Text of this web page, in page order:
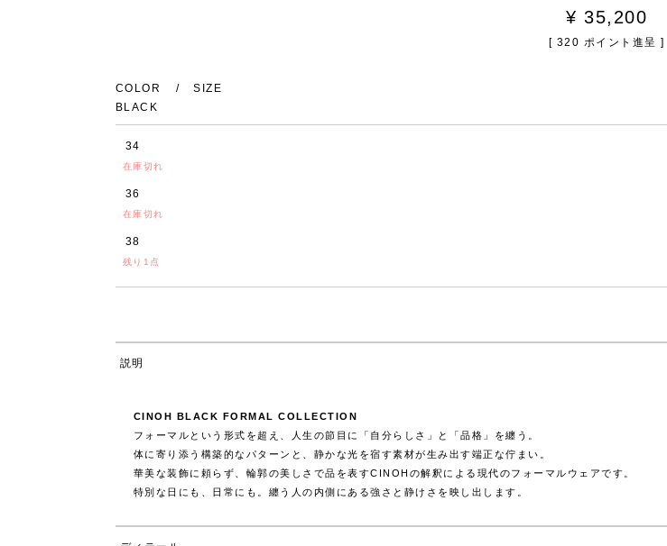
¥ 35,200
[ 320 ポイント進呈 ]
COLOR
SIZE
BLACK
34
在庫切れ
36
在庫切れ
38
残り1点
説明
CINOH BLACK FORMAL COLLECTION
フォーマルという形式を超え、人生の節目に「自分らしさ」と「品格」を纏う。
体に寄り添う構築的なパターンと、静かな光を宿す素材が生み出す端正な佇まい。
華美な装飾に頼らず、輪郭の美しさで品を表すCINOHの解釈による現代のフォーマルウェアです。
特別な日にも、日常にも。纏う人の内側にある強さと静けさを映し出します。